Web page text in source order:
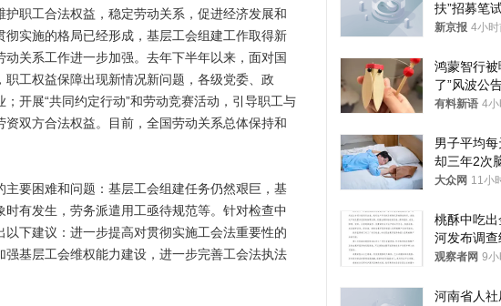
职工合法权益，稳定劳动关系，促进经济发展和
实施的格局已经形成，基层工会组建工作取得新
关系工作进一步加强。去年下半年以来，面对国
工权益保障出现新情况新问题，各级党委、政
开展“共同约定行动”和劳动竞赛活动，引导职工与
双方合法权益。目前，全国劳动关系总体保持和
要困难和问题：基层工会组建任务仍然艰巨，基
有发生，劳务派遣用工亟待规范等。针对检查中
下建议：进一步提高对贯彻实施工会法重要性的
基层工会维权能力建设，进一步完善工会法执法
扶”招募笔
犯罪行为
新京报 4小
鸿蒙智行被
了”风波公
曾力挺：劝
有料新语 4
男子平均每
却三年2次
样睡觉更伤
大众网 11小
桃酥中吃
河发布调查
澄清，所发
观察者网 9
河南省人社